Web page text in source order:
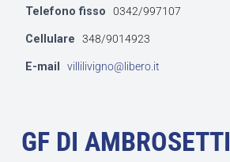
Telefono fisso 0342/997107
Cellulare 348/9014923
E-mail villilivigno@libero.it
GF DI AMBROSETTI